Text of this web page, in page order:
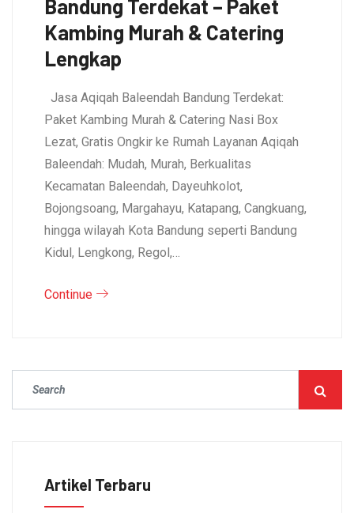
Bandung Terdekat – Paket
Kambing Murah & Catering
Lengkap
Jasa Aqiqah Baleendah Bandung Terdekat:
Paket Kambing Murah & Catering Nasi Box
Lezat, Gratis Ongkir ke Rumah Layanan Aqiqah
Baleendah: Mudah, Murah, Berkualitas
Kecamatan Baleendah, Dayeuhkolot,
Bojongsoang, Margahayu, Katapang, Cangkuang,
hingga wilayah Kota Bandung seperti Bandung
Kidul, Lengkong, Regol,…
Continue
Artikel Terbaru